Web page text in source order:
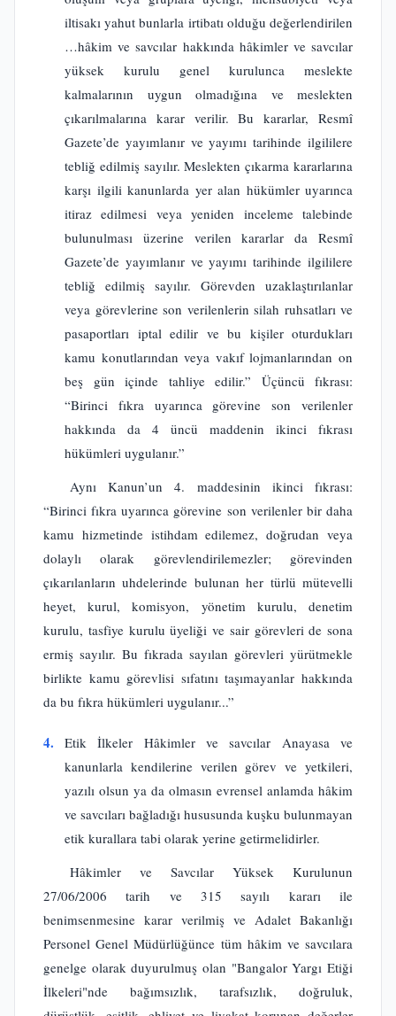
iltisakı yahut bunlarla irtibatı olduğu değerlendirilen
…hâkim ve savcılar hakkında hâkimler ve savcılar
yüksek kurulu genel kurulunca meslekte
kalmalarının uygun olmadığına ve meslekten
çıkarılmalarına karar verilir. Bu kararlar, Resmî
Gazete’de yayımlanır ve yayımı tarihinde ilgililere
tebliğ edilmiş sayılır. Meslekten çıkarma kararlarına
karşı ilgili kanunlarda yer alan hükümler uyarınca
itiraz edilmesi veya yeniden inceleme talebinde
bulunulması üzerine verilen kararlar da Resmî
Gazete’de yayımlanır ve yayımı tarihinde ilgililere
tebliğ edilmiş sayılır. Görevden uzaklaştırılanlar
veya görevlerine son verilenlerin silah ruhsatları ve
pasaportları iptal edilir ve bu kişiler oturdukları
kamu konutlarından veya vakıf lojmanlarından on
beş gün içinde tahliye edilir.” Üçüncü fıkrası:
“Birinci fıkra uyarınca görevine son verilenler
hakkında da 4 üncü maddenin ikinci fıkrası
hükümleri uygulanır.”
Aynı Kanun’un 4. maddesinin ikinci fıkrası:
“Birinci fıkra uyarınca görevine son verilenler bir daha
kamu hizmetinde istihdam edilemez, doğrudan veya
dolaylı olarak görevlendirilemezler; görevinden
çıkarılanların uhdelerinde bulunan her türlü mütevelli
heyet, kurul, komisyon, yönetim kurulu, denetim
kurulu, tasfiye kurulu üyeliği ve sair görevleri de sona
ermiş sayılır. Bu fıkrada sayılan görevleri yürütmekle
birlikte kamu görevlisi sıfatını taşımayanlar hakkında
da bu fıkra hükümleri uygulanır...”
4.
Etik İlkeler Hâkimler ve savcılar Anayasa ve
kanunlarla kendilerine verilen görev ve yetkileri,
yazılı olsun ya da olmasın evrensel anlamda hâkim
ve savcıları bağladığı hususunda kuşku bulunmayan
etik kurallara tabi olarak yerine getirmelidirler.
Hâkimler ve Savcılar Yüksek Kurulunun
27/06/2006 tarih ve 315 sayılı kararı ile
benimsenmesine karar verilmiş ve Adalet Bakanlığı
Personel Genel Müdürlüğünce tüm hâkim ve savcılara
genelge olarak duyurulmuş olan "Bangalor Yargı Etiği
İlkeleri"nde bağımsızlık, tarafsızlık, doğruluk,